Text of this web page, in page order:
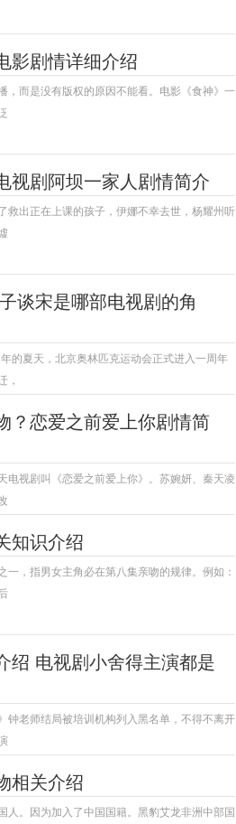
影剧情详细介绍
，而是没有版权的原因不能看。电影《食神》一
视剧阿坝一家人剧情简介
救出正在上课的孩子，伊娜不幸去世，杨耀州听
谈宋是哪部电视剧的角
的夏天，北京奥林匹克运动会正式进入一周年
，
？恋爱之前爱上你剧情简
电视剧叫《恋爱之前爱上你》。苏婉妍、秦天凌
知识介绍
，指男女主角必在第八集亲吻的规律。例如：
绍 电视剧小舍得主演都是
钟老师结局被培训机构列入黑名单，不得不离开
相关介绍
。因为加入了中国国籍。黑豹艾龙非洲中部国